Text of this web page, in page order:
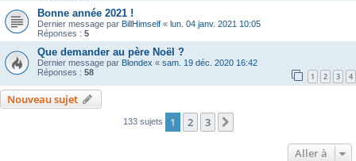
Bonne année 2021 !
Dernier message par BillHimself « lun. 04 janv. 2021 10:05
Réponses : 5
Que demander au père Noël ?
Dernier message par Blondex « sam. 19 déc. 2020 16:42
Réponses : 58 1 2 3 4
Nouveau sujet
133 sujets 1 2 3
Aller à